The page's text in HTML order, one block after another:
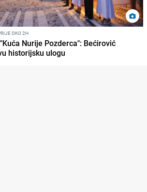
OKO 2H
Nurije Pozderca": Bećirović
historijsku ulogu